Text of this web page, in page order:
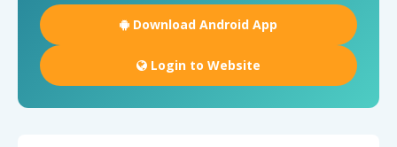
Download Android App
Login to Website